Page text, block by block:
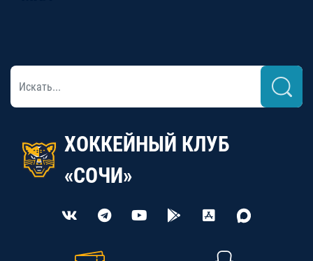
ХОККЕЙНЫЙ КЛУБ
«СОЧИ»